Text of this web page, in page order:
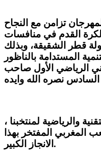
تزامن مع النجاح
لكرة القدم في منافسات
قطر الشقيقة، وبذلك
المستدامة بالناظور
الرياضي الأول صاحب
السادس نصره الله وايده
، وكذا لكل مكونات الإدارية والتقنية والرياضية لمنتخبنا
المغربي المفتخر بهذا
الانجاز الكبير.